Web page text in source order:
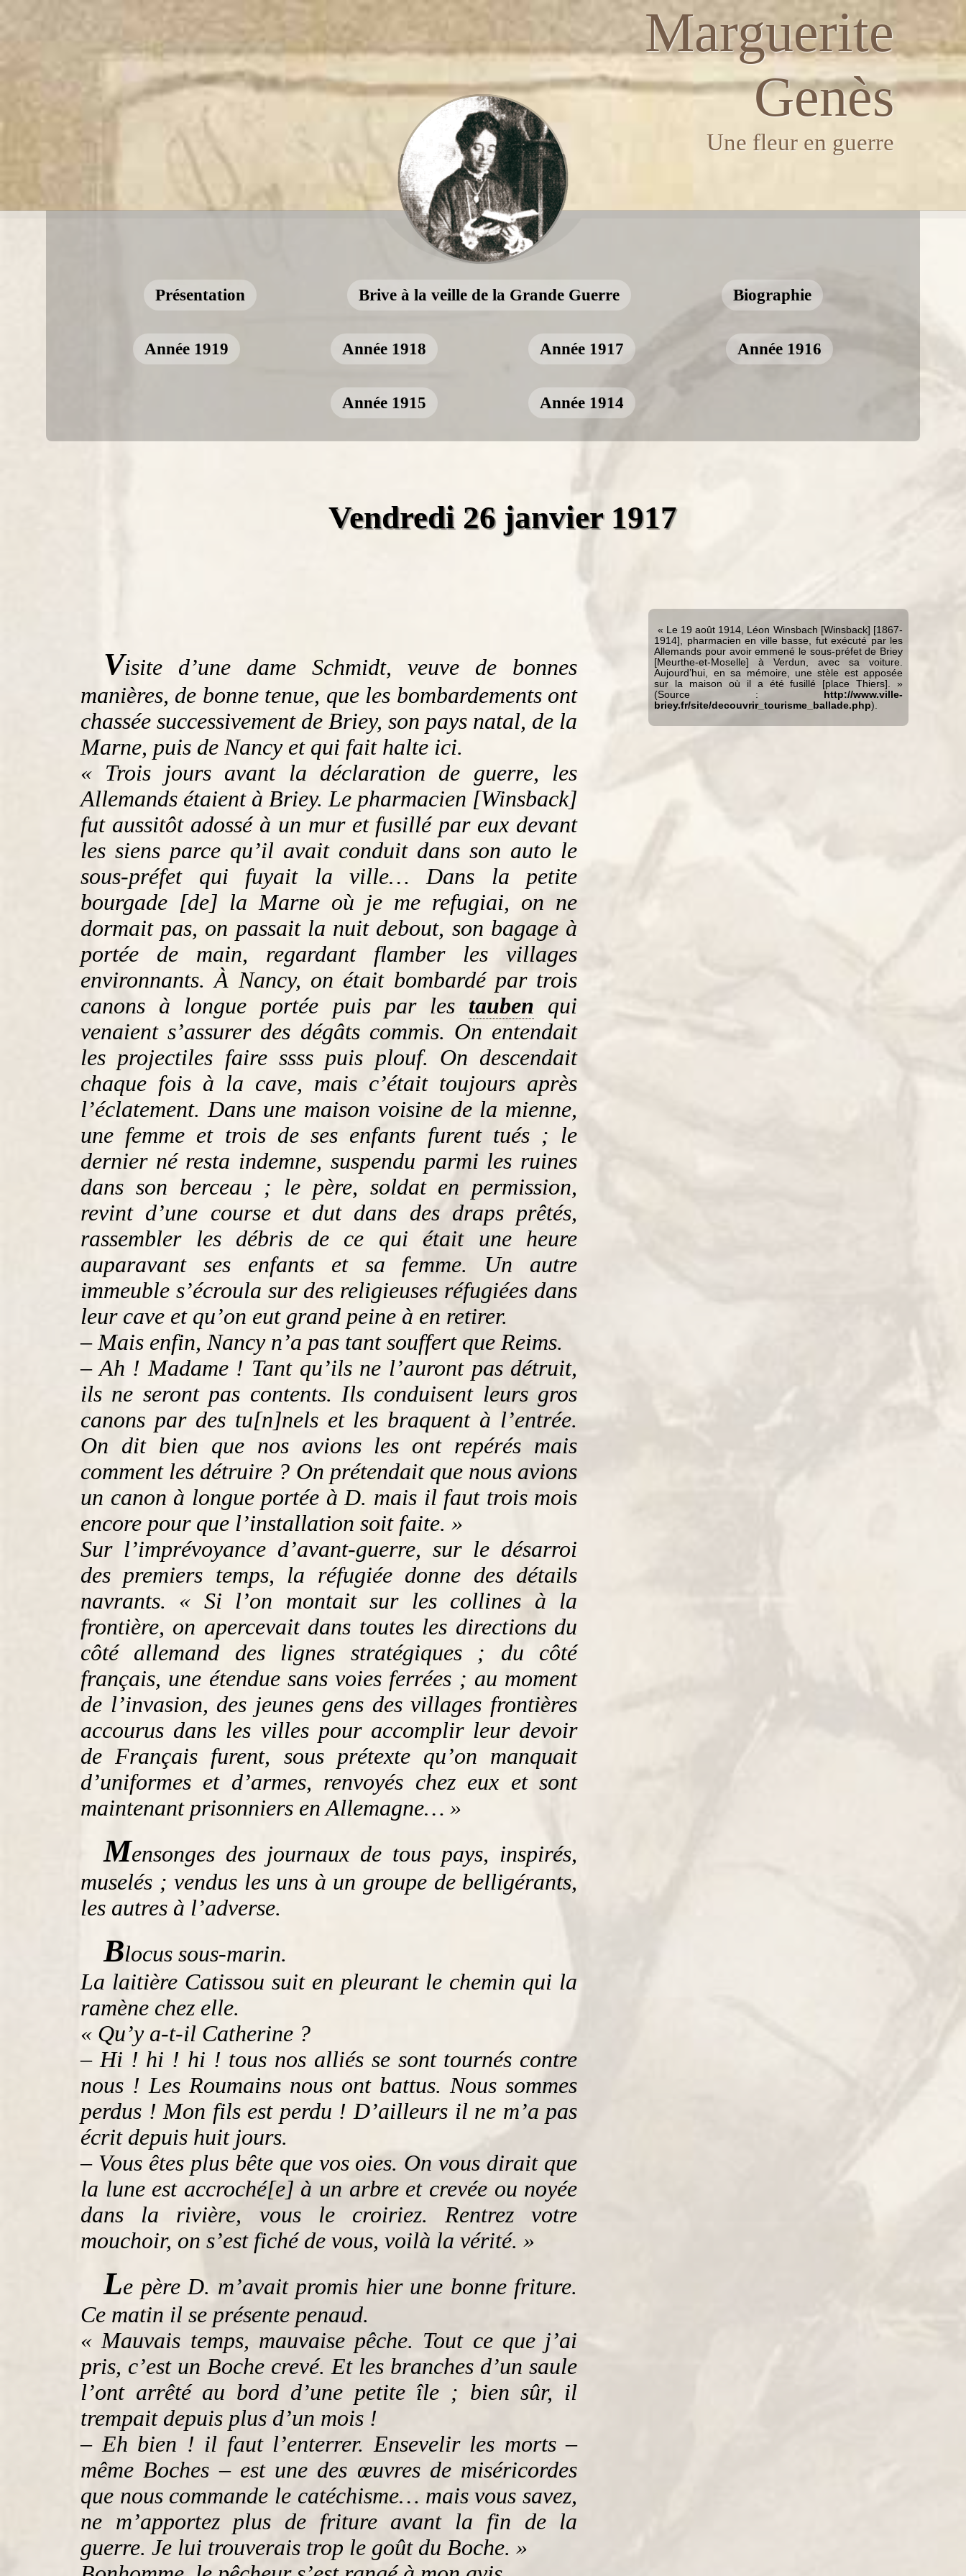
Marguerite
Genès
Une fleur en guerre
Présentation Brive à la veille de la Grande Guerre Biographie
Année 1919 Année 1918 Année 1917 Année 1916
Année 1915 Année 1914
Vendredi 26 janvier 1917
Visite d’une dame Schmidt, veuve de bonnes
manières, de bonne tenue, que les bombardements ont
chassée successivement de Briey, son pays natal, de la
Marne, puis de Nancy et qui fait halte ici.
« Trois jours avant la déclaration de guerre, les
Allemands étaient à Briey. Le pharmacien [Winsback]
fut aussitôt adossé à un mur et fusillé par eux devant
les siens parce qu’il avait conduit dans son auto le
sous-préfet qui fuyait la ville… Dans la petite
bourgade [de] la Marne où je me refugiai, on ne
dormait pas, on passait la nuit debout, son bagage à
portée de main, regardant flamber les villages
environnants. À Nancy, on était bombardé par trois
canons à longue portée puis par les tauben qui
venaient s’assurer des dégâts commis. On entendait
les projectiles faire ssss puis plouf. On descendait
chaque fois à la cave, mais c’était toujours après
l’éclatement. Dans une maison voisine de la mienne,
une femme et trois de ses enfants furent tués ; le
dernier né resta indemne, suspendu parmi les ruines
dans son berceau ; le père, soldat en permission,
revint d’une course et dut dans des draps prêtés,
rassembler les débris de ce qui était une heure
auparavant ses enfants et sa femme. Un autre
immeuble s’écroula sur des religieuses réfugiées dans
leur cave et qu’on eut grand peine à en retirer.
– Mais enfin, Nancy n’a pas tant souffert que Reims.
– Ah ! Madame ! Tant qu’ils ne l’auront pas détruit,
ils ne seront pas contents. Ils conduisent leurs gros
canons par des tu[n]nels et les braquent à l’entrée.
On dit bien que nos avions les ont repérés mais
comment les détruire ? On prétendait que nous avions
un canon à longue portée à D. mais il faut trois mois
encore pour que l’installation soit faite. »
Sur l’imprévoyance d’avant-guerre, sur le désarroi
des premiers temps, la réfugiée donne des détails
navrants. « Si l’on montait sur les collines à la
frontière, on apercevait dans toutes les directions du
côté allemand des lignes stratégiques ; du côté
français, une étendue sans voies ferrées ; au moment
de l’invasion, des jeunes gens des villages frontières
accourus dans les villes pour accomplir leur devoir
de Français furent, sous prétexte qu’on manquait
d’uniformes et d’armes, renvoyés chez eux et sont
maintenant prisonniers en Allemagne… »
Mensonges des journaux de tous pays, inspirés,
muselés ; vendus les uns à un groupe de belligérants,
les autres à l’adverse.
Blocus sous-marin.
La laitière Catissou suit en pleurant le chemin qui la
ramène chez elle.
« Qu’y a-t-il Catherine ?
– Hi ! hi ! hi ! tous nos alliés se sont tournés contre
nous ! Les Roumains nous ont battus. Nous sommes
perdus ! Mon fils est perdu ! D’ailleurs il ne m’a pas
écrit depuis huit jours.
– Vous êtes plus bête que vos oies. On vous dirait que
la lune est accroché[e] à un arbre et crevée ou noyée
dans la rivière, vous le croiriez. Rentrez votre
mouchoir, on s’est fiché de vous, voilà la vérité. »
Le père D. m’avait promis hier une bonne friture.
Ce matin il se présente penaud.
« Mauvais temps, mauvaise pêche. Tout ce que j’ai
pris, c’est un Boche crevé. Et les branches d’un saule
l’ont arrêté au bord d’une petite île ; bien sûr, il
trempait depuis plus d’un mois !
– Eh bien ! il faut l’enterrer. Ensevelir les morts –
même Boches – est une des œuvres de miséricordes
que nous commande le catéchisme… mais vous savez,
ne m’apportez plus de friture avant la fin de la
guerre. Je lui trouverais trop le goût du Boche. »
« Le 19 août 1914, Léon Winsbach [Winsback] [1867-
1914], pharmacien en ville basse, fut exécuté par les
Allemands pour avoir emmené le sous-préfet de Briey
[Meurthe-et-Moselle] à Verdun, avec sa voiture.
Aujourd’hui, en sa mémoire, une stèle est apposée
sur la maison où il a été fusillé [place Thiers]. »
(Source :
http://www.ville-
briey.fr/site/decouvrir_tourisme_ballade.php).